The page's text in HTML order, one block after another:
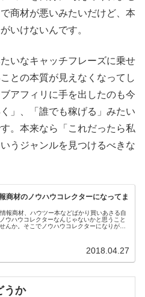
商材が悪いみたいだけど、本
いけないんです。
いなキャッチフレーズに乗せ
との本質が見えなくなってし
アフィリに手を出したのも今
」、「誰でも稼げる」みたい
。本来なら「これだったら私
うジャンルを見つけるべきな
商材のノウハウコレクターになってま
報商材、ハウツー本などばかり買いあさる自
ウハウコレクターなんじゃないかと思うこと
んか。そこでノウハウコレクターになりがち
2018.04.27
うか